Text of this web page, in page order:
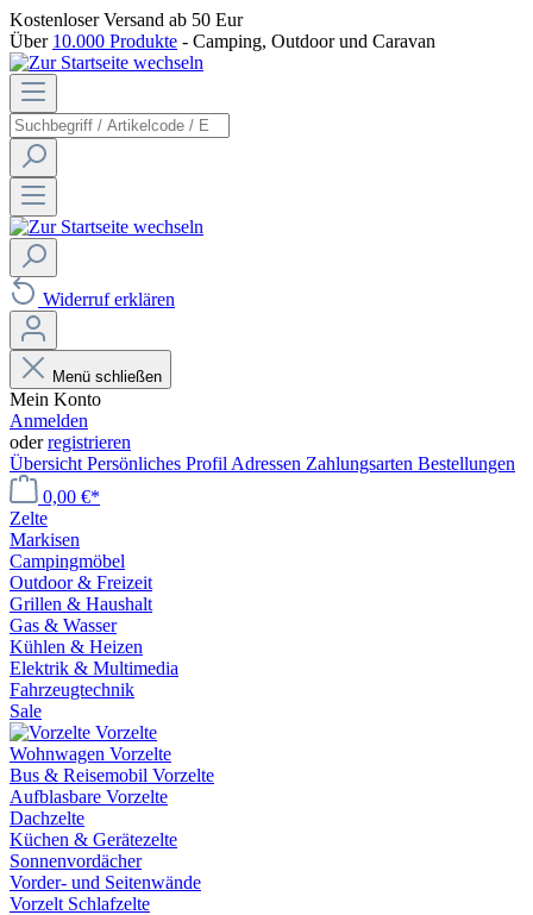
Kostenloser Versand ab 50 Eur
Über 10.000 Produkte - Camping, Outdoor und Caravan
Widerruf erklären
Menü schließen
Mein Konto
Anmelden
oderregistrieren
Übersicht Persönliches Profil Adressen Zahlungsarten Bestellungen
0,00 €*
Zelte
Markisen
Campingmöbel
Outdoor & Freizeit
Grillen & Haushalt
Gas & Wasser
Kühlen & Heizen
Elektrik & Multimedia
Fahrzeugtechnik
Sale
Vorzelte
Wohnwagen Vorzelte
Bus & Reisemobil Vorzelte
Aufblasbare Vorzelte
Dachzelte
Küchen & Gerätezelte
Sonnenvordächer
Vorder- und Seitenwände
Vorzelt Schlafzelte